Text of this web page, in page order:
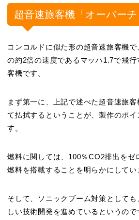
超音速旅客機「オーバー
コンコルドに似た形の超音速旅客機
の約2倍の速度であるマッハ1.7で飛
客機です。
まず第一に、上記で述べた超音速旅
て払拭するということが、製作のポイ
す。
燃料に関しては、100％CO2排出をゼ
燃料を搭載することを明らかにしてい
そして、ソニックブーム対策として
しい技術開発を進めているというので